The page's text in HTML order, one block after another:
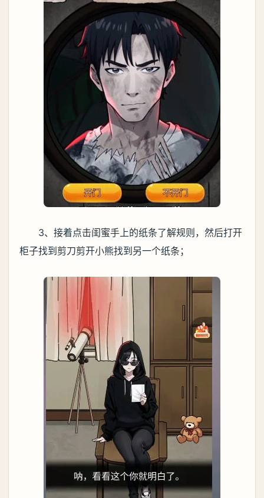
3、接着点击闺蜜手上的纸条了解规则，然后打开
柜子找到剪刀剪开小熊找到另一个纸条；